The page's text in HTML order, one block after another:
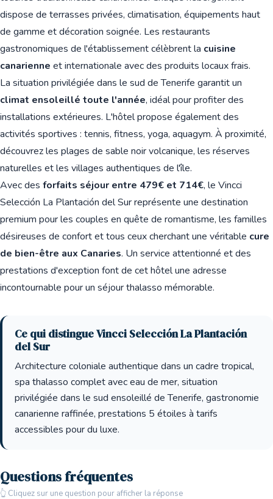
dispose de terrasses privées, climatisation, équipements haut
de gamme et décoration soignée. Les restaurants
gastronomiques de l'établissement célèbrent la cuisine
canarienne et internationale avec des produits locaux frais.
La situation privilégiée dans le sud de Tenerife garantit un
climat ensoleillé toute l'année, idéal pour profiter des
installations extérieures. L'hôtel propose également des
activités sportives : tennis, fitness, yoga, aquagym. À proximité,
découvrez les plages de sable noir volcanique, les réserves
naturelles et les villages authentiques de l'île.
Avec des forfaits séjour entre 479€ et 714€, le Vincci
Selección La Plantación del Sur représente une destination
premium pour les couples en quête de romantisme, les familles
désireuses de confort et tous ceux cherchant une véritable cure
de bien-être aux Canaries. Un service attentionné et des
prestations d'exception font de cet hôtel une adresse
incontournable pour un séjour thalasso mémorable.
Ce qui distingue Vincci Selección La Plantación
del Sur
Architecture coloniale authentique dans un cadre tropical,
spa thalasso complet avec eau de mer, situation
privilégiée dans le sud ensoleillé de Tenerife, gastronomie
canarienne raffinée, prestations 5 étoiles à tarifs
accessibles pour du luxe.
Questions fréquentes
👆 Cliquez sur une question pour afficher la réponse